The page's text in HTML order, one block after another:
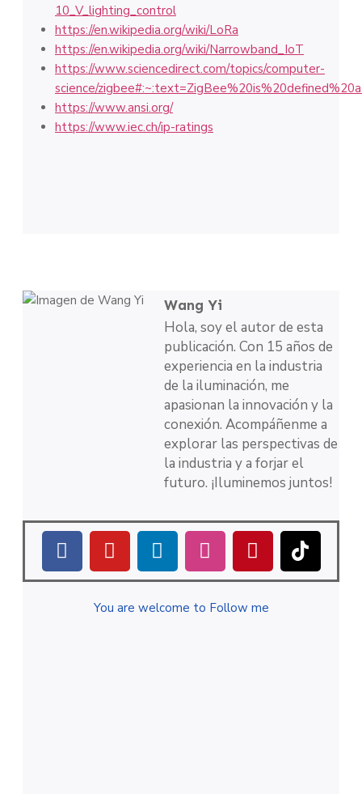
10_V_lighting_control
https://en.wikipedia.org/wiki/LoRa
https://en.wikipedia.org/wiki/Narrowband_IoT
https://www.sciencedirect.com/topics/computer-
science/
https://www.ansi.org/
https://www.iec.ch/ip-ratings
Wang Yi
Hola, soy el autor de esta
publicación. Con 15 años de
experiencia en la industria
de la iluminación, me
apasionan la innovación y la
conexión. Acompáñenme a
explorar las perspectivas de
la industria y a forjar el
futuro. ¡Iluminemos juntos!
You are welcome to Follow me